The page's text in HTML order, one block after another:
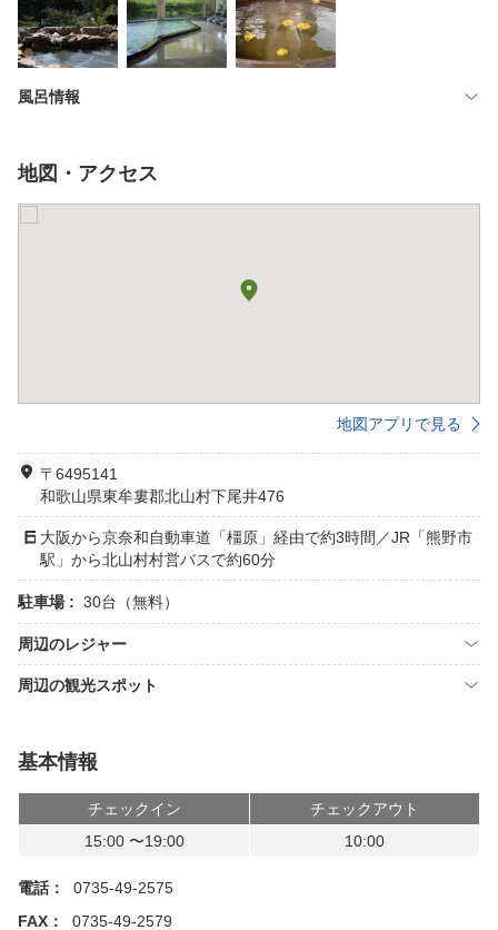
風呂情報
地図・アクセス
地図アプリで見る
〒6495141
和歌山県東牟婁郡北山村下尾井476
大阪から京奈和自動車道「橿原」経由で約3時間／JR「熊野市
駅」から北山村村営バスで約60分
駐車場 : 30台（無料）
周辺のレジャー
周辺の観光スポット
基本情報
チェックイン
チェックアウト
15:00 〜19:00
10:00
電話：
0735-49-2575
FAX：
0735-49-2579